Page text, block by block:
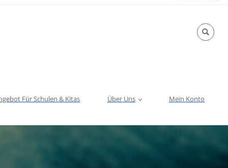
Für Schulen & Kitas Über Uns Mein Konto